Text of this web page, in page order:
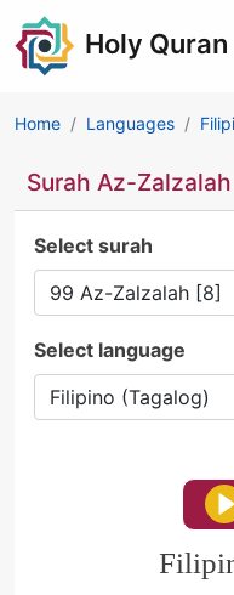
Holy Quran
Home Languages
Surah Az-Zalzalah
Select surah
Select language